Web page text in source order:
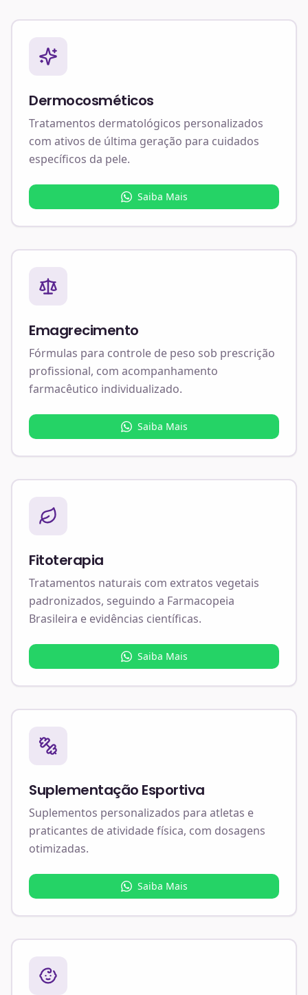
Dermocosméticos
Tratamentos dermatológicos personalizados
com ativos de última geração para cuidados
específicos da pele.
Saiba Mais
Emagrecimento
Fórmulas para controle de peso sob prescrição
profissional, com acompanhamento
farmacêutico individualizado.
Saiba Mais
Fitoterapia
Tratamentos naturais com extratos vegetais
padronizados, seguindo a Farmacopeia
Brasileira e evidências científicas.
Saiba Mais
Suplementação Esportiva
Suplementos personalizados para atletas e
praticantes de atividade física, com dosagens
otimizadas.
Saiba Mais